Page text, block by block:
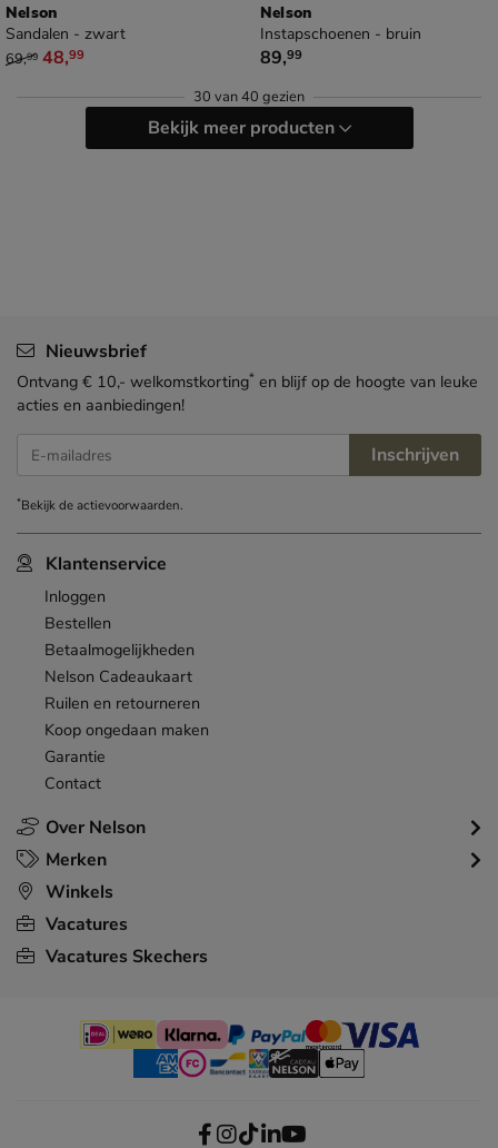
Nelson
Sandalen - zwart
van € 69,99 voor € 48,99
69,99 48,99
Nelson
Instapschoenen - bruin
€ 89,99
89,99
30 van40 gezien
Bekijk meer producten
Over Nelson
Klantenservice
Inloggen
Bestellen
Betaalmogelijkheden
Nelson Cadeaukaart
Ruilen en retourneren
Koop ongedaan maken
Garantie
Contact
Merken
Winkels
Vacatures
Vacatures Skechers
Nieuwsbrief
Ontvang € 10,- welkomstkorting* en blijf op de hoogte van leuke
acties en aanbiedingen!
E-mailadres Inschrijven
*Bekijk deactievoorwaarden.